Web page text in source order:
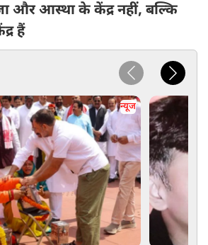
और आस्था के केंद्र नहीं, बल्कि
हैं
न्यूज